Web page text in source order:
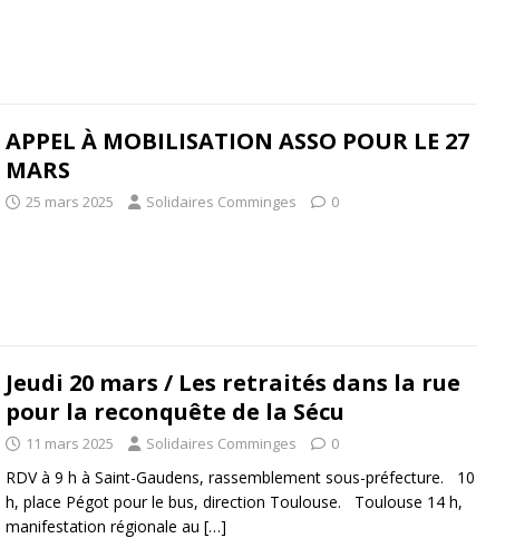
APPEL À MOBILISATION ASSO POUR LE 27
MARS
25 mars 2025 Solidaires Comminges 0
Jeudi 20 mars / Les retraités dans la rue
pour la reconquête de la Sécu
11 mars 2025 Solidaires Comminges 0
RDV à 9 h à Saint-Gaudens, rassemblement sous-préfecture. 10
h, place Pégot pour le bus, direction Toulouse. Toulouse 14 h,
manifestation régionale au […]